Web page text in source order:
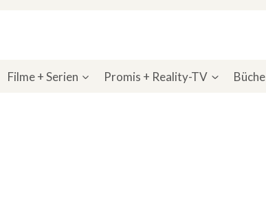
Filme + Serien Promis + Reality-TV